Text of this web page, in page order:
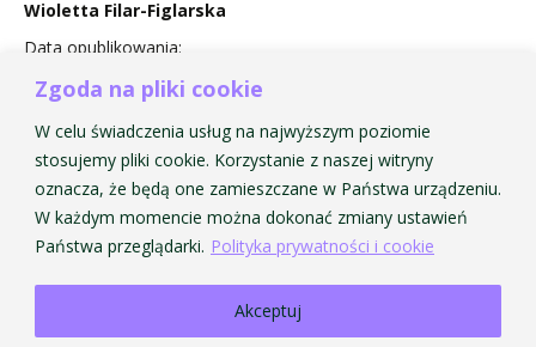
Zgoda na pliki cookie
W celu świadczenia usług na najwyższym poziomie
stosujemy pliki cookie. Korzystanie z naszej witryny
oznacza, że będą one zamieszczane w Państwa urządzeniu.
W każdym momencie można dokonać zmiany ustawień
Państwa przeglądarki. Polityka prywatności i cookie
Akceptuj
Wioletta Filar-Figlarska
Data opublikowania:
Obowiązuje
Strona Główna AMKP Strona Główna BIP